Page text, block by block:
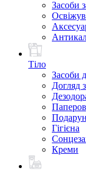
Засоби
Тіло
Засоби
Догляд
Гігієна
Креми